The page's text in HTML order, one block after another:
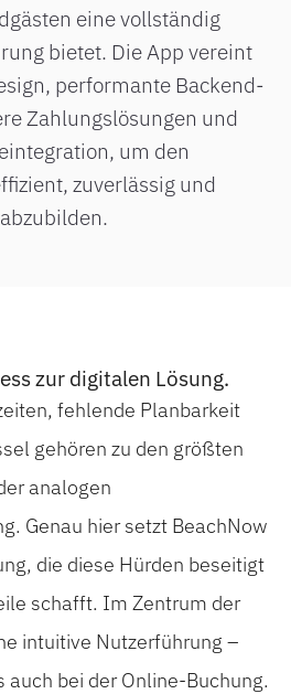
eine vollständig
bietet. Die App vereint
performante Backend-
Zahlungslösungen und
um den
zuverlässig und
zur digitalen Lösung.
fehlende Planbarkeit
gehören zu den größten
analogen
Genau hier setzt BeachNow
die diese Hürden beseitigt
schafft. Im Zentrum der
intuitive Nutzerführung –
auch bei der Online-Buchung.